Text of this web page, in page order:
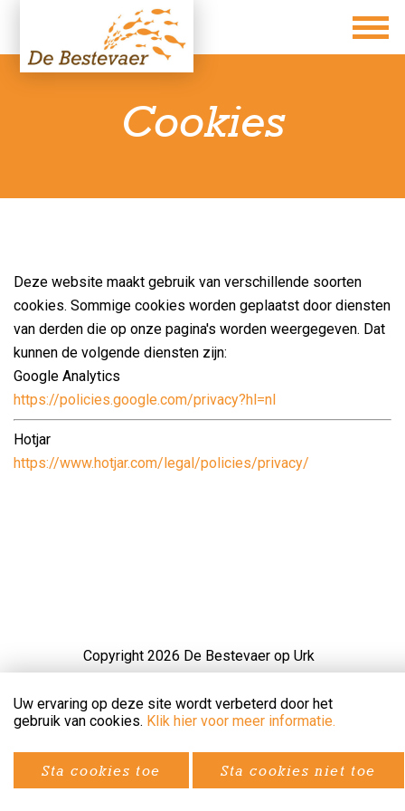
Uw ervaring op deze site wordt verbeterd door het
gebruik van cookies. Klik hier voor meer informatie.
Sta cookies toe Sta cookies niet toe
Cookies
Deze website maakt gebruik van verschillende soorten
cookies. Sommige cookies worden geplaatst door diensten
van derden die op onze pagina's worden weergegeven. Dat
kunnen de volgende diensten zijn:
Google Analytics
https://policies.google.com/privacy?hl=nl
Hotjar
https://www.hotjar.com/legal/policies/privacy/
Copyright 2026 De Bestevaer op Urk
Website en realisatie door Provise.
Door: Nieuwbouw Studio